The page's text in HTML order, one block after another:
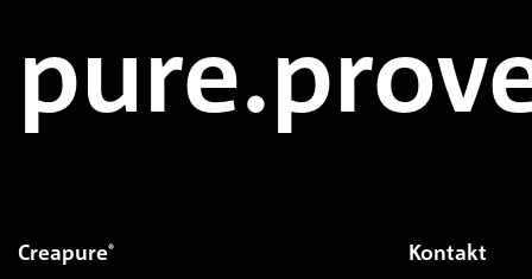
Creapure® Kontakt